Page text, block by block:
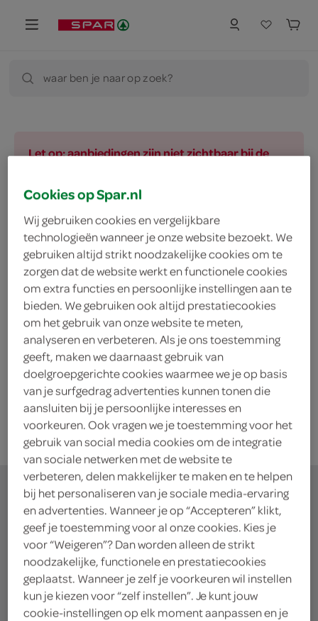
waar ben je naar op zoek?
Let op: aanbiedingen zijn niet zichtbaar bij de
verwerkt in de winkelmand.
vegetarisch biologisch
filter (2)
Dulcolax bisacodyl 5mg
60 Stuks
9.49 kies je SPAR
waar doe jij je
boodschappen?
Je bestelt de boodschappen bij de lokale SPAR in
Cookies op Spar.nl
Wij gebruiken cookies en vergelijkbare
technologieën wanneer je onze website bezoekt. We
gebruiken altijd strikt noodzakelijke cookies om te
zorgen dat de website werkt en functionele cookies
om extra functies en persoonlijke instellingen aan te
bieden. We gebruiken ook altijd prestatiecookies
om het gebruik van onze website te meten,
analyseren en verbeteren. Als je ons toestemming
geeft, maken we daarnaast gebruik van
doelgroepgerichte cookies waarmee we je op basis
van je surfgedrag advertenties kunnen tonen die
aansluiten bij je persoonlijke interesses en
voorkeuren. Ook vragen we je toestemming voor het
gebruik van social media cookies om de integratie
van sociale netwerken met de website te
verbeteren, delen makkelijker te maken en te helpen
bij het personaliseren van je sociale media-ervaring
en advertenties. Wanneer je op “Accepteren” klikt,
geef je toestemming voor al onze cookies. Kies je
voor “Weigeren”? Dan worden alleen de strikt
noodzakelijke, functionele en prestatiecookies
geplaatst. Wanneer je zelf je voorkeuren wil instellen
kun je kiezen voor “zelf instellen”. Je kunt jouw
cookie-instellingen op elk moment aanpassen en je